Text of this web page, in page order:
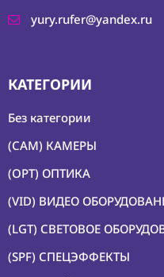
yury.rufer@yandex.ru
КАТЕГОРИИ
Без категории
(CAM) КАМЕРЫ
(OPT) ОПТИКА
(VID) ВИДЕО
(LGT) СВЕТОВОЕ
(SPF) СПЕЦЭФФЕКТЫ